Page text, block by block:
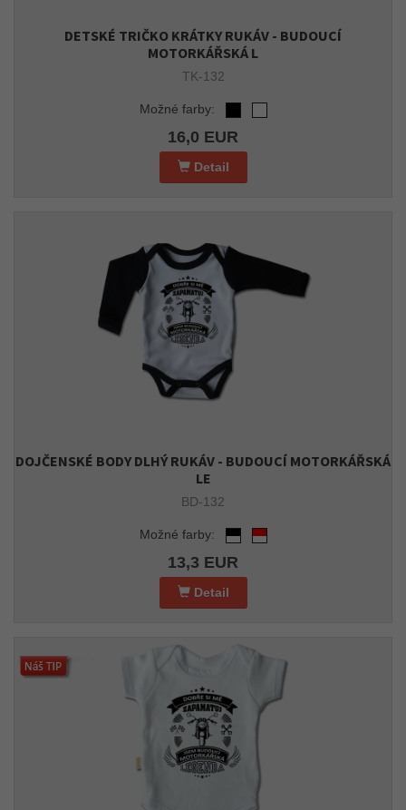
DETSKÉ TRIČKO KRÁTKY RUKÁV - BUDOUCÍ
MOTORKÁŘSKÁ L
TK-132
Možné farby:
16,0 EUR
Detail
DOJČENSKÉ BODY DLHÝ RUKÁV - BUDOUCÍ MOTORKÁŘSKÁ
LE
BD-132
Možné farby:
13,3 EUR
Detail